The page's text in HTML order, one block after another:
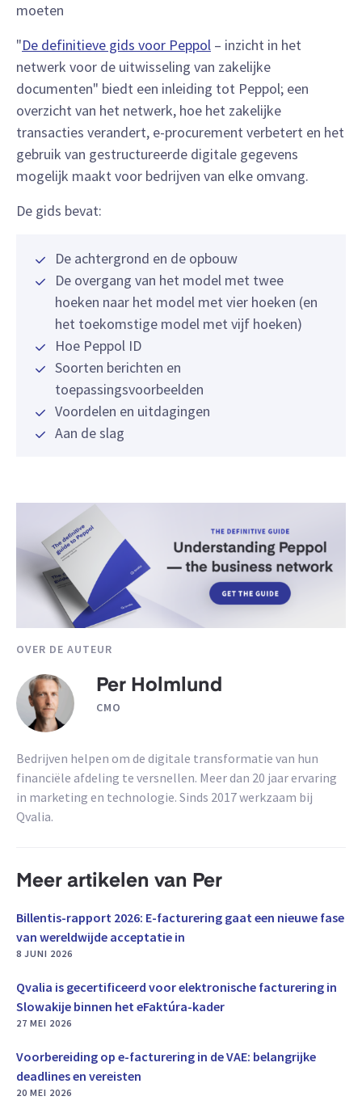
moeten
"De definitieve gids voor Peppol – inzicht in het
netwerk voor de uitwisseling van zakelijke
documenten" biedt een inleiding tot Peppol; een
overzicht van het netwerk, hoe het zakelijke
transacties verandert, e-procurement verbetert en het
gebruik van gestructureerde digitale gegevens
mogelijk maakt voor bedrijven van elke omvang.
De gids bevat:
De achtergrond en de opbouw
De overgang van het model met twee
hoeken naar het model met vier hoeken (en
het toekomstige model met vijf hoeken)
Hoe Peppol ID
Soorten berichten en
toepassingsvoorbeelden
Voordelen en uitdagingen
Aan de slag
OVER DE AUTEUR
Per Holmlund
CMO
Bedrijven helpen om de digitale transformatie van hun
financiële afdeling te versnellen. Meer dan 20 jaar ervaring
in marketing en technologie. Sinds 2017 werkzaam bij
Qvalia.
Meer artikelen van Per
Billentis-rapport 2026: E-facturering gaat een nieuwe fase
van wereldwijde acceptatie in
8 JUNI 2026
Qvalia is gecertificeerd voor elektronische facturering in
Slowakije binnen het eFaktúra-kader
27 MEI 2026
Voorbereiding op e-facturering in de VAE: belangrijke
deadlines en vereisten
20 MEI 2026